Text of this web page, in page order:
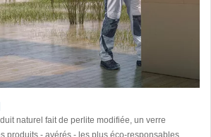
naturel fait de perlite modifiée, un verre